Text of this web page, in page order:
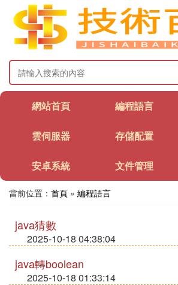
網站首頁 編程語言
雲伺服器 存儲配置
安卓系統 文件管理
當前位置： 首頁 » 編程語言
java猜數
2025-10-18 04:38:04
java轉boolean
2025-10-18 01:33:14